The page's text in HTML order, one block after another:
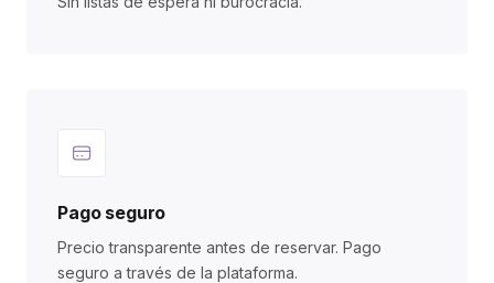
Pago seguro
Precio transparente antes de reservar. Pago
seguro a través de la plataforma.